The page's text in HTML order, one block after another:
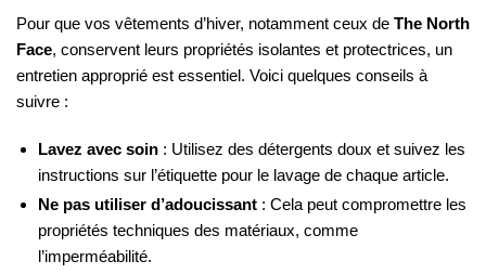
Pour que vos vêtements d’hiver, notamment ceux de The North
Face, conservent leurs propriétés isolantes et protectrices, un
entretien approprié est essentiel. Voici quelques conseils à
suivre :
Lavez avec soin : Utilisez des détergents doux et suivez les
instructions sur l’étiquette pour le lavage de chaque article.
Ne pas utiliser d’adoucissant : Cela peut compromettre les
propriétés techniques des matériaux, comme
l’imperméabilité.